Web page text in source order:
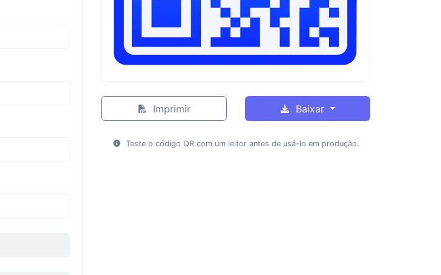
Imprimir Baixar
Teste o código QR com um leitor antes de usá-lo em produção.